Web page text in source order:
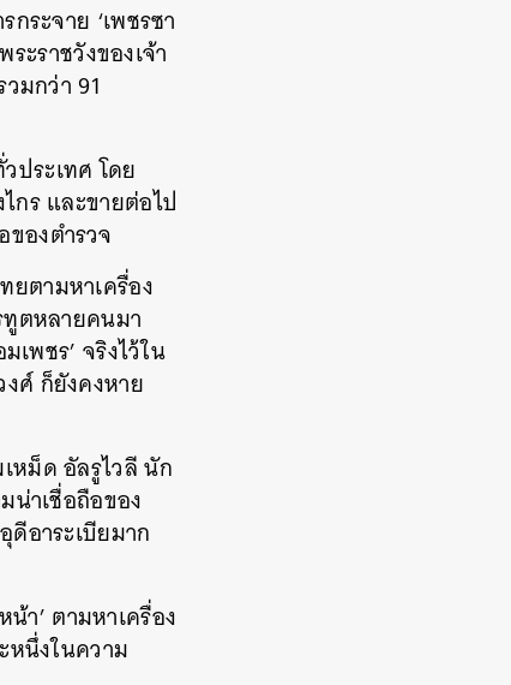
ระจาย ‘เพชรซา
ะราชวังของเจ้า
มกว่า 91
ประเทศ โดย
กร และขายต่อไป
องตำรวจ
ยตามหาเครื่อง
ทูตหลายคนมา
เพชร’ จริงไว้ใน
ศ์ ก็ยังคงหาย
หม็ด อัลรูไวลี นัก
น่าเชื่อถือของ
ดีอาระเบียมาก
า’ ตามหาเครื่อง
หนึ่งในความ